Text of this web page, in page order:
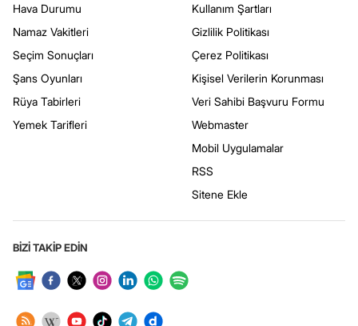
Hava Durumu
Namaz Vakitleri
Seçim Sonuçları
Şans Oyunları
Rüya Tabirleri
Yemek Tarifleri
Kullanım Şartları
Gizlilik Politikası
Çerez Politikası
Kişisel Verilerin Korunması
Veri Sahibi Başvuru Formu
Webmaster
Mobil Uygulamalar
RSS
Sitene Ekle
BİZİ TAKİP EDİN